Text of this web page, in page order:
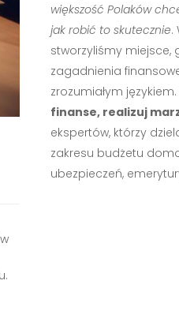
większość Polaków
jak robić to skutecznie.
stworzyliśmy miejsce,
zagadnienia
zrozumiałym
finanse, realizuj
ekspertów, którzy
zakresu budżetu
ubezpieczeń,